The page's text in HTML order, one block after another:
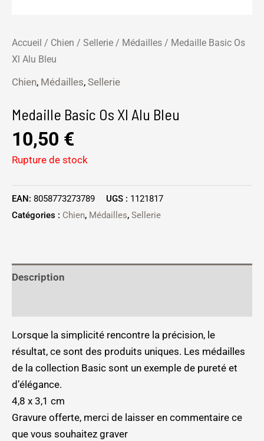
Accueil / Chien / Sellerie / Médailles / Medaille Basic Os
Xl Alu Bleu
Chien, Médailles, Sellerie
Medaille Basic Os Xl Alu Bleu
10,50 €
Rupture de stock
EAN: 8058773273789 UGS : 1121817
Catégories : Chien, Médailles, Sellerie
Description
Lorsque la simplicité rencontre la précision, le
résultat, ce sont des produits uniques. Les médailles
de la collection Basic sont un exemple de pureté et
d’élégance.
4,8 x 3,1 cm
Gravure offerte, merci de laisser en commentaire ce
que vous souhaitez graver